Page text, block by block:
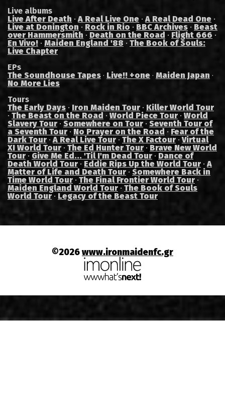
Live albums
Live After Death ·A Real Live One ·A Real Dead One ·
Live at Donington · Rock in Rio · BBC Archives · Beast
over Hammersmith · Death on the Road · Flight 666 ·
En Vivo! · Maiden England '88 · The Book of Souls:
Live Chapter
EPs
The Soundhouse Tapes · Live!! +one · Maiden Japan ·
No More Lies
Tours
The Early Days · Iron Maiden Tour · Killer World Tour
· The Beast on the Road · World Piece Tour · World
Slavery Tour · Somewhere on Tour · Seventh Tour of
a Seventh Tour · No Prayer on the Road · Fear of the
Dark Tour ·A Real Live Tour · The X Factour ·Virtual
XI World Tour · The Ed Hunter Tour · Brave New World
Tour · Give Me Ed... 'Til I'm Dead Tour · Dance of
Death World Tour · Eddie Rips Up the World Tour ·A
Matter of Life and Death Tour · Somewhere Back in
Time World Tour · The Final Frontier World Tour ·
Maiden England World Tour · The Book of Souls
World Tour· Legacy of the Beast Tour
©2026www.ironmaidenfc.gr